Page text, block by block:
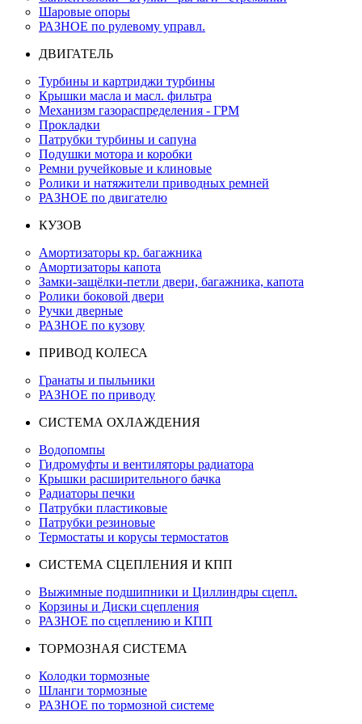
Шаровые опоры
РАЗНОЕ по рулевому управл.
ДВИГАТЕЛЬ
Турбины и картриджи турбины
Крышки масла и масл. фильтра
Механизм газораспределения - ГРМ
Прокладки
Патрубки турбины и сапуна
Подушки мотора и коробки
Ремни ручейковые и клиновые
Ролики и натяжители приводных ремней
РАЗНОЕ по двигателю
КУЗОВ
Амортизаторы кр. багажника
Амортизаторы капота
Замки-защёлки-петли двери, багажника, капота
Ролики боковой двери
Ручки дверные
РАЗНОЕ по кузову
ПРИВОД КОЛЕСА
Гранаты и пыльники
РАЗНОЕ по приводу
СИСТЕМА ОХЛАЖДЕНИЯ
Водопомпы
Гидромуфты и вентиляторы радиатора
Крышки расширительного бачка
Радиаторы печки
Патрубки пластиковые
Патрубки резиновые
Термостаты и корусы термостатов
СИСТЕМА СЦЕПЛЕНИЯ И КПП
Выжимные подшипники и Циллиндры сцепл.
Корзины и Диски сцепления
РАЗНОЕ по сцеплению и КПП
ТОРМОЗНАЯ СИСТЕМА
Колодки тормозные
Шланги тормозные
РАЗНОЕ по тормозной системе